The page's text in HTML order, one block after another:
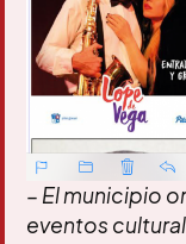
– El municipio
eventos